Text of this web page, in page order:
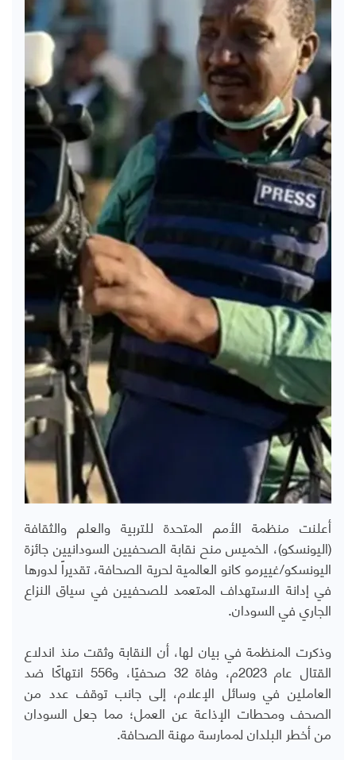
أعلنت منظمة الأمم المتحدة للتربية والعلم والثقافة
(اليونسكو)، الخميس منح نقابة الصحفيين السودانيين جائزة
اليونسكو/غييرمو كانو العالمية لحرية الصحافة، تقديراً لدورها
في إدانة الاستهداف المتعمد للصحفيين في سياق النزاع
الجاري في السودان.
وذكرت المنظمة في بيان لها، أن النقابة وثقت منذ اندلاع
القتال عام 2023م، وفاة 32 صحفيًا، و556 انتهاكًا ضد
العاملين في وسائل الإعلام، إلى جانب توقف عدد من
الصحف ومحطات الإذاعة عن العمل؛ مما جعل السودان
من أخطر البلدان لممارسة مهنة الصحافة.